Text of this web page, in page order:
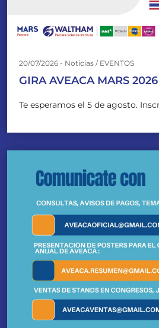
20/07/2026 - Noticias / EVENTOS
GIRA AVEACA MARS 2026
Te esperamos el 5 de agosto.